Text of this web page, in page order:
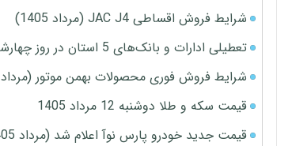
شرایط فروش اقساطی JAC J4 (مرداد 1405)
تعطیلی ادارات و بانک‌های 5 استان در روز چهارشنبه
شرایط فروش فوری محصولات بهمن موتور (مرداد 1405)
قیمت سکه و طلا دوشنبه 12 مرداد 1405
قیمت جدید خودرو پارس نوآ اعلام شد (مرداد 1405)